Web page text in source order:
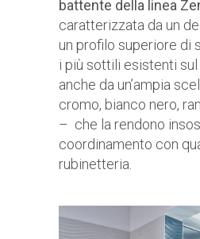
battente della linea
caratterizzata da un
un profilo superiore di
i più sottili esistenti
anche da un’ampia
cromo, bianco nero,
– che la rendono
coordinamento con
rubinetteria.